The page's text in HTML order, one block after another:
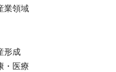
業領域
形成
・医療